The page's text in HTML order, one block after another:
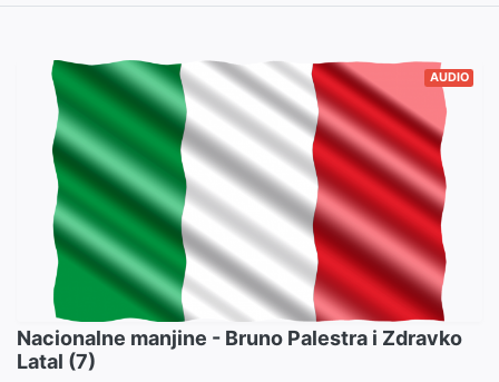
AUDIO
Nacionalne manjine - Bruno Palestra i Zdravko
Latal (7)